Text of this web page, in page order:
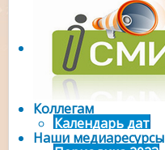
Коллегам
Календарь дат
Наши медиаресурсы